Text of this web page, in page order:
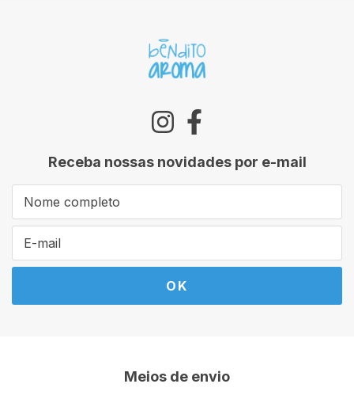
Receba nossas novidades por e-mail
Meios de envio